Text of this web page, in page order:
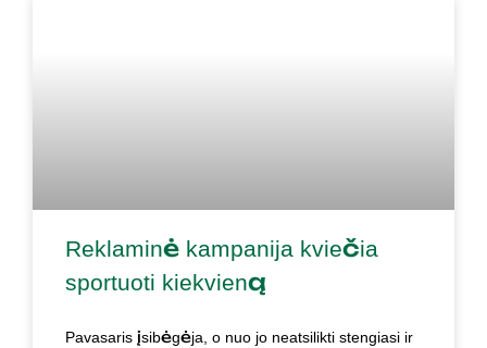
Reklaminė kampanija kviečia
sportuoti kiekvieną
Pavasaris įsibėgėja, o nuo jo neatsilikti stengiasi ir